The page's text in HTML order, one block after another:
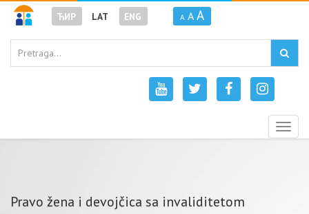
ЋИР LAT ENG A A A
Pravo žena i devojčica sa invaliditetom